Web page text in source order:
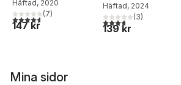
Häftad, 2020
4,6utav 5 stjärnor. Totalt antal röster:
(7)
147 kr
Häftad, 2024
3,7utav 5 stjärnor.
(3)
139 kr
Mina sidor